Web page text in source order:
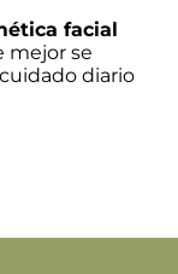
facial
mejor se
diario